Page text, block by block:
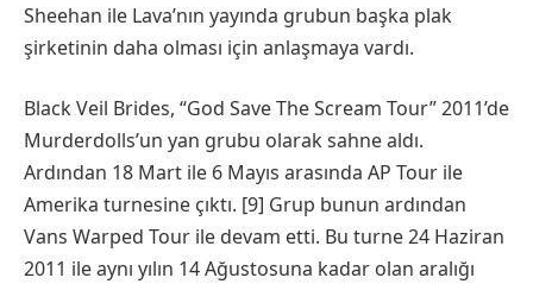
Sheehan ile Lava’nın yayında grubun başka plak
şirketinin daha olması için anlaşmaya vardı.
Black Veil Brides, “God Save The Scream Tour” 2011’de
Murderdolls’un yan grubu olarak sahne aldı.
Ardından 18 Mart ile 6 Mayıs arasında AP Tour ile
Amerika turnesine çıktı. [9] Grup bunun ardından
Vans Warped Tour ile devam etti. Bu turne 24 Haziran
2011 ile aynı yılın 14 Ağustosuna kadar olan aralığı